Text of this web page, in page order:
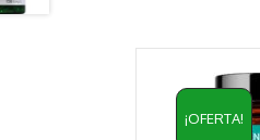
¡OFERTA!